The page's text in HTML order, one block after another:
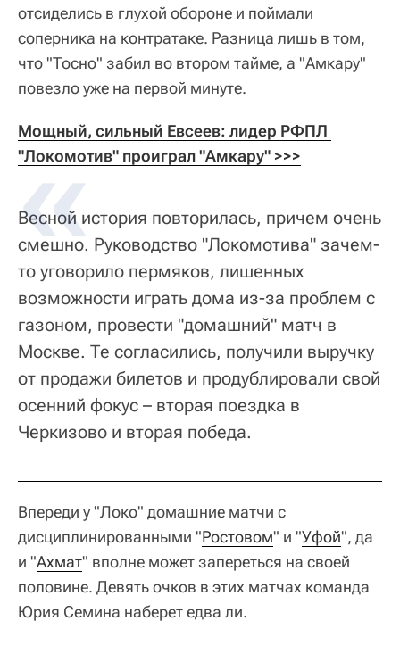
отсиделись в глухой обороне и поймали
соперника на контратаке. Разница лишь в том,
что "Тосно" забил во втором тайме, а "Амкару"
повезло уже на первой минуте.
Мощный, сильный Евсеев: лидер РФПЛ
"Локомотив" проиграл "Амкару" >>>
Весной история повторилась, причем очень
смешно. Руководство "Локомотива" зачем-
то уговорило пермяков, лишенных
возможности играть дома из-за проблем с
газоном, провести "домашний" матч в
Москве. Те согласились, получили выручку
от продажи билетов и продублировали свой
осенний фокус – вторая поездка в
Черкизово и вторая победа.
Впереди у "Локо" домашние матчи с
дисциплинированными "Ростовом" и "Уфой", да
и "Ахмат" вполне может запереться на своей
половине. Девять очков в этих матчах команда
Юрия Семина наберет едва ли.